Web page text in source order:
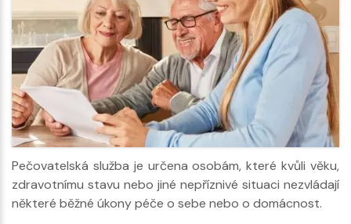
Pečovatelská služba je určena osobám, které kvůli věku,
zdravotnímu stavu nebo jiné nepříznivé situaci nezvládají
některé běžné úkony péče o sebe nebo o domácnost.